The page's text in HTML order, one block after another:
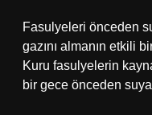
Fasulyeleri önceden
gazını almanın etkili
Kuru fasulyelerin
bir gece önceden suya